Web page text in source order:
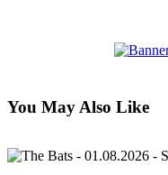
You May Also Like